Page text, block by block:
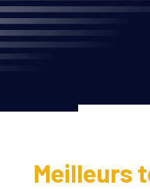
Meilleurs